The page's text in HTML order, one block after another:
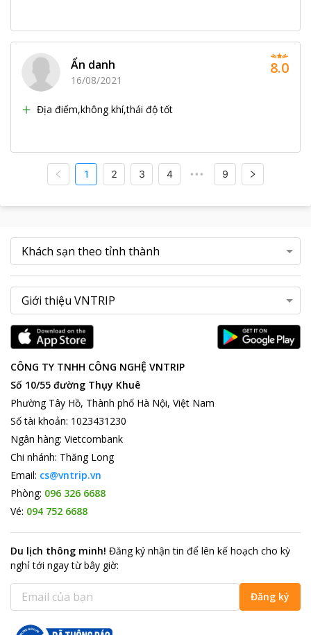
Ẩn danh
16/08/2021
Địa điểm,không khí,thái độ tốt
8.0
1 2 3 4 ••• 9
CÔNG TY TNHH CÔNG NGHỆ VNTRIP
Số 10/55 đường Thụy Khuê
Phường Tây Hồ, Thành phố Hà Nội, Việt Nam
Số tài khoản: 1023431230
Ngân hàng: Vietcombank
Chi nhánh: Thăng Long
Email: cs@vntrip.vn
Phòng: 096 326 6688
Vé: 094 752 6688
Du lịch thông minh! Đăng ký nhận tin để lên kế hoạch cho kỳ
nghỉ tới ngay từ bây giờ:
Đăng ký